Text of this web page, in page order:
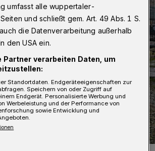
umfasst alle wuppertaler-
und schließt gem. Art. 49 Abs. 1 S.
die Datenverarbeitung außerhalb
den USA ein.
Partner verarbeiten Daten, um
Standortdaten. Endgeräteeigenschaften zur
Speichern von oder Zugriff auf
Endgerät. Personalisierte Werbung und
Werbeleistung und der Performance von
sowie Entwicklung und